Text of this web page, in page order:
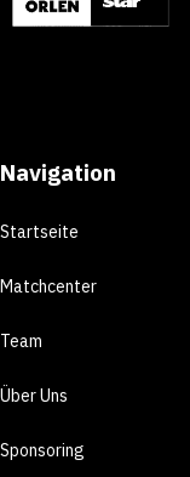
Navigation
Startseite
Matchcenter
Team
Über Uns
Sponsoring